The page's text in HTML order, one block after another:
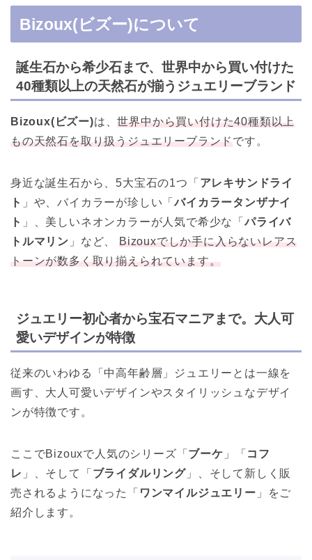
Bizoux(ビズー)について
誕生石から希少石まで、世界中から買い付けた
40種類以上の天然石が揃うジュエリーブランド
Bizoux(ビズー)は、世界中から買い付けた40種類以上
もの天然石を取り扱うジュエリーブランドです。
身近な誕生石から、5大宝石の1つ「 アレキサンドライ
ト 」や、バイカラーが珍しい「バイカラータンザナイ
ト 」、美しいネオンカラーが人気で希少な「パライバ
トルマリン 」など、 Bizouxでしか手に入らないレアス
トーンが数多く取り揃えられています。
ジュエリー初心者から宝石マニアまで。大人可
愛いデザインが特徴
従来のいわゆる「中高年齢層」ジュエリーとは一線を
画す、大人可愛いデザインやスタイリッシュなデザイ
ンが特徴です。
ここでBizouxで人気のシリーズ「 ブーケ 」「 コフ
レ 」、そして「 ブライダルリング 」、そして新しく販
売されるようになった「 ワンマイルジュエリー 」をご
紹介します。